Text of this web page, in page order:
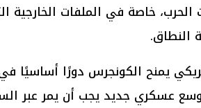
الحرب، خاصة في الملفات الخارجية
النطاق.
يمنح الكونجرس دورًا أساسيًا
عسكري جديد يجب أن يمر عبر